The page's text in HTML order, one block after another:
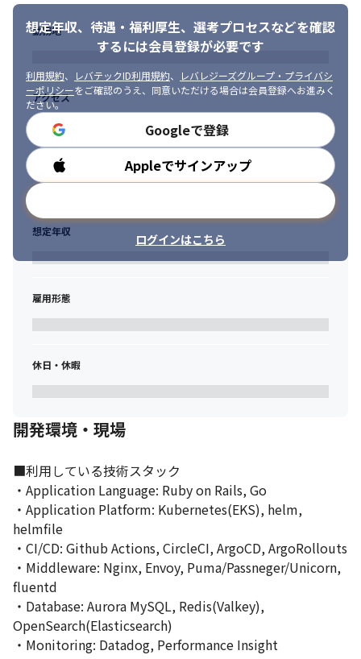
見し、解決に向けて周囲を巻き込みながら推進できる方
・多様なメンバーを尊重し、職種の垣根を越えて建設的に協働で
て素早くキャッチアップできる方
想定年収、待遇・福利厚生、 選考プロセスなどを確認
するには会員登録が必要です
利用規約、 レバテックID利用規約、
レバレジーズグループ・プライバシ
ーポリシーをご確認のうえ、同意いただける場合は会員登録へお進みく
ださい。
Googleで登録
Appleでサインアップ
ログインはこちら
勤務地
アクセス
勤務時間
想定年収
雇用形態
休日・休暇
開発環境・現場
■利用している技術スタック
・Application Language: Ruby on Rails, Go
・Application Platform: Kubernetes(EKS), helm,
helmfile
・CI/CD: Github Actions, CircleCI, ArgoCD, ArgoRollouts
・Middleware: Nginx, Envoy, Puma/Passneger/Unicorn,
fluentd
・Database: Aurora MySQL, Redis(Valkey),
OpenSearch(Elasticsearch)
・Monitoring: Datadog, Performance Insight